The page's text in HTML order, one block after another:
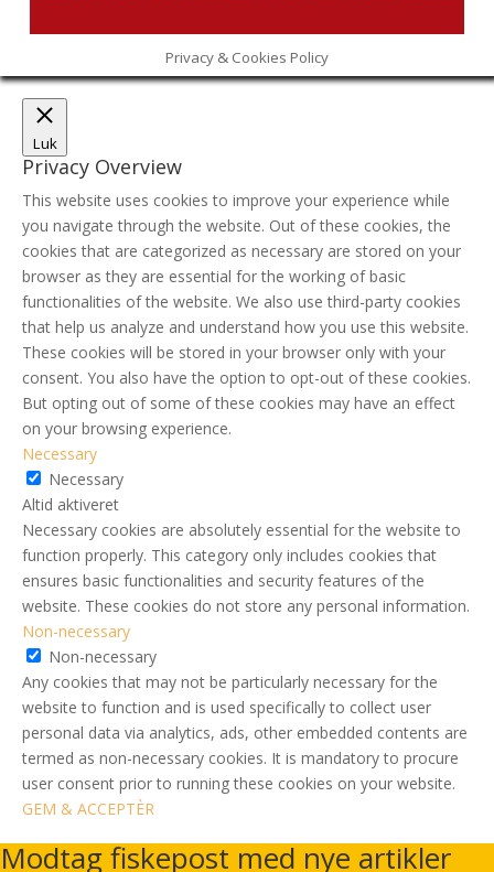
Privacy & Cookies Policy
Luk
Privacy Overview
This website uses cookies to improve your experience while
you navigate through the website. Out of these cookies, the
cookies that are categorized as necessary are stored on your
browser as they are essential for the working of basic
functionalities of the website. We also use third-party cookies
that help us analyze and understand how you use this website.
These cookies will be stored in your browser only with your
consent. You also have the option to opt-out of these cookies.
But opting out of some of these cookies may have an effect
on your browsing experience.
Necessary
Necessary
Altid aktiveret
Necessary cookies are absolutely essential for the website to
function properly. This category only includes cookies that
ensures basic functionalities and security features of the
website. These cookies do not store any personal information.
Non-necessary
Non-necessary
Any cookies that may not be particularly necessary for the
website to function and is used specifically to collect user
personal data via analytics, ads, other embedded contents are
termed as non-necessary cookies. It is mandatory to procure
user consent prior to running these cookies on your website.
GEM & ACCEPTÈR
Modtag fiskepost med nye artikler